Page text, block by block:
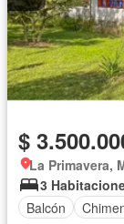
$
La Primavera,
3
Balcón